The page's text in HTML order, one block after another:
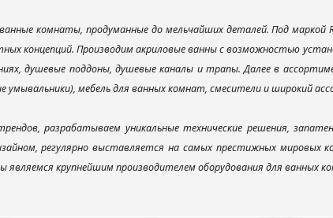
комнаты, продуманные до мельчайших деталей. Под маркой
концепций. Производим акриловые ванны с возможностью
душевые поддоны, душевые каналы и трапы. Далее в
умывальники), мебель для ванных комнат, смесители и широкий
разрабатываем уникальные технические решения,
регулярно выставляется на самых престижных мировых
являемся крупнейшим производителем оборудования для ванных